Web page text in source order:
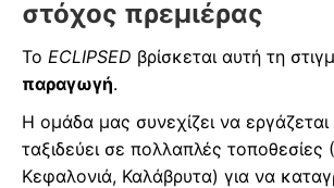
στόχος πρεμιέρας
Το ECLIPSED βρίσκεται αυτή τη
παραγωγή.
Η ομάδα μας συνεχίζει να εργάζεται
ταξιδεύει σε πολλαπλές
Κεφαλονιά, Καλάβρυτα) για να